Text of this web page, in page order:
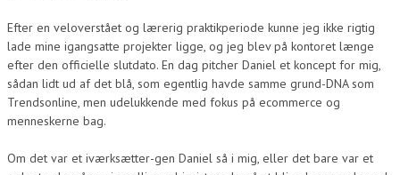
Efter en veloverstået og lærerig praktikperiode kunne jeg ikke rigtig
lade mine igangsatte projekter ligge, og jeg blev på kontoret længe
efter den officielle slutdato. En dag pitcher Daniel et koncept for mig,
sådan lidt ud af det blå, som egentlig havde samme grund-DNA som
Trendsonline, men udelukkende med fokus på ecommerce og
menneskerne bag.
Om det var et iværksætter-gen Daniel så i mig, eller det bare var et